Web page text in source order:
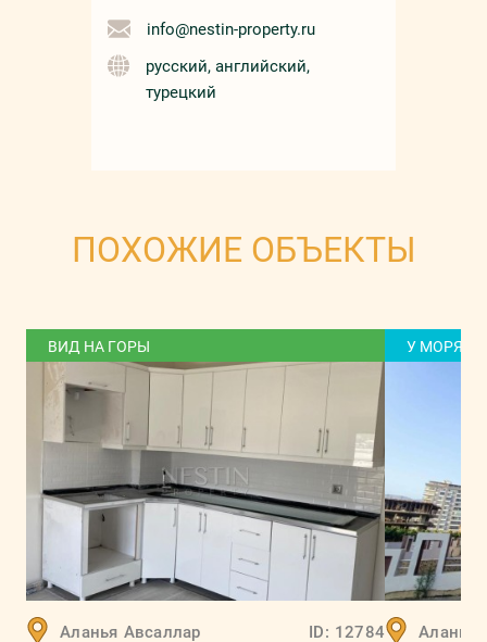
info@nestin-property.ru
русский, английский,
турецкий
ПОХОЖИЕ ОБЪЕКТЫ
ВИД НА ГОРЫ
Аланья Авсаллар ID: 12784
У МОРЯ
Аланья